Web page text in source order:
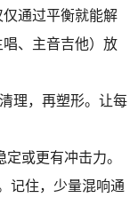
通过平衡就能解
、主音吉他）放
理，再塑形。让每
或更有冲击力。
记住，少量混响通